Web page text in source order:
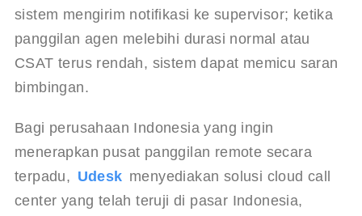
sistem mengirim notifikasi ke supervisor; ketika
panggilan agen melebihi durasi normal atau
CSAT terus rendah, sistem dapat memicu saran
bimbingan.
Bagi perusahaan Indonesia yang ingin
menerapkan pusat panggilan remote secara
terpadu, Udesk menyediakan solusi cloud call
center yang telah teruji di pasar Indonesia,